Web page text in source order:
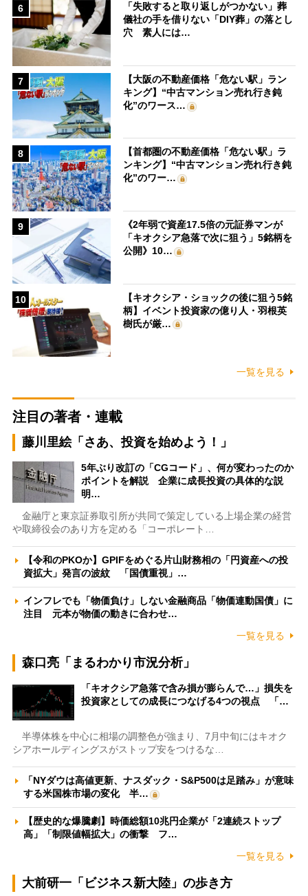
6
「失敗すると取り返しがつかない」葬
儀社の手を借りない「DIY葬」の落とし
穴 素人には…
7
【大阪の不動産価格「危ない駅」ラン
キング】“中古マンション売れ行き鈍
化”のワース…
8
【首都圏の不動産価格「危ない駅」ラ
ンキング】“中古マンション売れ行き鈍
化”のワー…
9
《2年弱で資産17.5倍の元証券マンが
「キオクシア急落で次に狙う」5銘柄を
公開》10…
10
【キオクシア・ショックの後に狙う5銘
柄】イベント投資家の億り人・羽根英
樹氏が厳…
一覧を見る
注目の著者・連載
藤川里絵「さあ、投資を始めよう！」
5年ぶり改訂の「CGコード」、何が変わったのか
ポイントを解説 企業に成長投資の具体的な説
明…
金融庁と東京証券取引所が共同で策定している上場企業の経営
や取締役会のあり方を定める「コーポレート…
【令和のPKOか】GPIFをめぐる片山財務相の「円資産への投
資拡大」発言の波紋 「国債重視」…
インフレでも「物価負け」しない金融商品「物価連動国債」に
注目 元本が物価の動きに合わせ…
一覧を見る
森口亮「まるわかり市況分析」
「キオクシア急落で含み損が膨らんで…」損失を
投資家としての成長につなげる4つの視点 「…
半導体株を中心に相場の調整色が強まり、7月中旬にはキオク
シアホールディングスがストップ安をつけるな…
「NYダウは高値更新、ナスダック・S&P500は足踏み」が意味
する米国株市場の変化 半…
【歴史的な爆騰劇】時価総額10兆円企業が「2連続ストップ
高」「制限値幅拡大」の衝撃 フ…
一覧を見る
大前研一「ビジネス新大陸」の歩き方